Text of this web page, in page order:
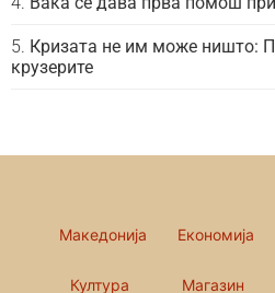
Кризата не им може ништо:
крузерите
Македонија Економија
Култура Магазин